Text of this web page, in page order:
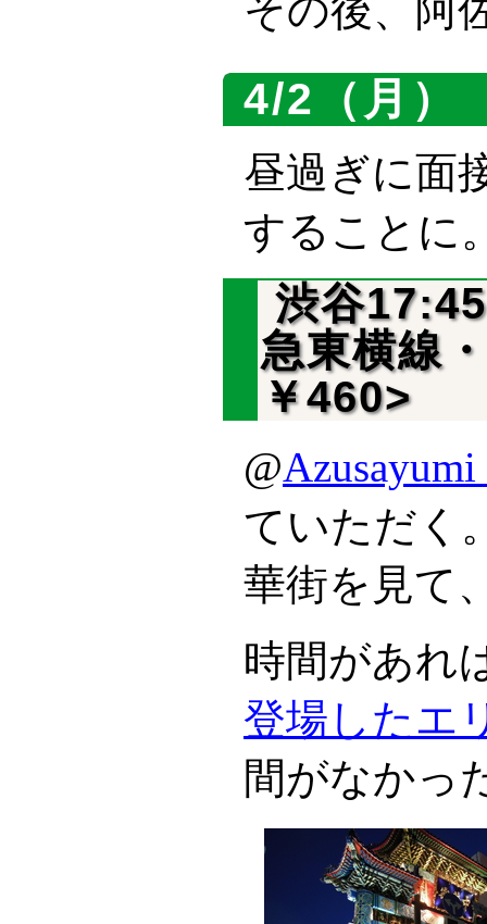
その後、阿
4/2（月）
昼過ぎに面
することに
渋谷
急東横線
￥460>
@
ていただく
華街を見て
時間があれ
登場したエ
間がなかっ